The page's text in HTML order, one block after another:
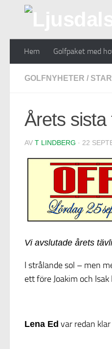
Hem Golfpaket med
GOLFNYHETER /
Årets sista
AV T LINDBERG · 22
Vi avslutade årets
I strålande sol – men
ett före Joakim och
Lena Ed var redan